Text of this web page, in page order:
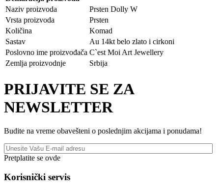
Naziv proizvoda
Prsten Dolly W
Vrsta proizvoda
Prsten
Količina
Komad
Sastav
Au 14kt belo zlato i cirkoni
Poslovno ime proizvođača C`est Moi Art Jewellery
Zemlja proizvodnje
Srbija
PRIJAVITE SE ZA
NEWSLETTER
Budite na vreme obavešteni o poslednjim akcijama i ponudama!
Pretplatite se ovde
Korisnički servis